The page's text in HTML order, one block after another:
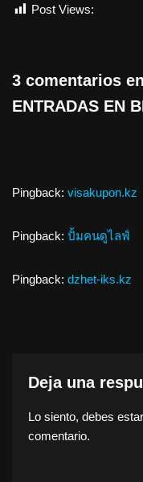
Post Views:
3 comentarios
ENTRADAS EN
Pingback: visakupon.kz
Pingback: ปั้มคนดูไลฟ์
Pingback: dzhet-iks.kz
Deja una
Lo siento, debes estar
comentario.